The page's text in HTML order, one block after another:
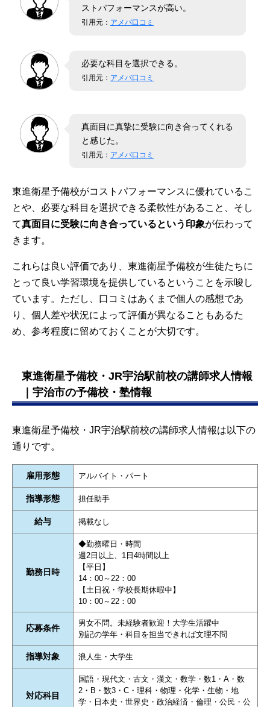
ストパフォーマンスが高い。
引用元： アメバ口コミ
必要な科目を選択できる。
引用元： アメバ口コミ
真面目に真摯に受験に向き合ってくれる
と感じた。
引用元： アメバ口コミ
東進衛星予備校がコストパフォーマンスに優れているこ
とや、必要な科目を選択できる柔軟性があること、そし
て真面目に受験に向き合っているという印象が伝わって
きます。
これらは良い評価であり、東進衛星予備校が生徒たちに
とって良い学習環境を提供しているということを示唆し
ています。ただし、口コミはあくまで個人の感想であ
り、個人差や状況によって評価が異なることもあるた
め、参考程度に留めておくことが大切です。
東進衛星予備校・JR宇治駅前校の講師求人情報
｜宇治市の予備校・塾情報
東進衛星予備校・JR宇治駅前校の講師求人情報は以下の
通りです。
雇用形態 アルバイト・パート
指導形態 担任助手
給与 掲載なし
勤務日時
◆勤務曜日・時間
週2日以上、1日4時間以上
【平日】
14：00～22：00
【土日祝・学校長期休暇中】
10：00～22：00
応募条件
男女不問。未経験者歓迎！大学生活躍中
別記の学年・科目を担当できれば文理不問
指導対象 浪人生・大学生
対応科目
国語・現代文・古文・漢文・数学・数1・A・数
2・B・数3・C・理科・物理・化学・生物・地
学・日本史・世界史・政治経済・倫理・公民・公